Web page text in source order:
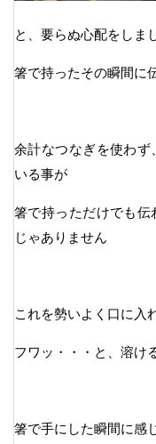
と、要らぬ心配をしま
箸で持ったその瞬間に
余計なつなぎを使わず
いる事が
箸で持っただけでも
じゃありません
これを勢いよく口に入
フワッ・・・と、溶け
箸で手にした瞬間に感